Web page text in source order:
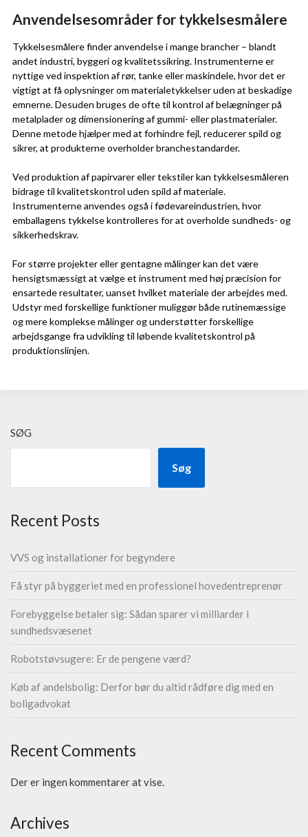
Anvendelsesområder for tykkelsesmålere
Tykkelsesmålere finder anvendelse i mange brancher – blandt
andet industri, byggeri og kvalitetssikring. Instrumenterne er
nyttige ved inspektion af rør, tanke eller maskindele, hvor det er
vigtigt at få oplysninger om materialetykkelser uden at beskadige
emnerne. Desuden bruges de ofte til kontrol af belægninger på
metalplader og dimensionering af gummi- eller plastmaterialer.
Denne metode hjælper med at forhindre fejl, reducerer spild og
sikrer, at produkterne overholder branchestandarder.
Ved produktion af papirvarer eller tekstiler kan tykkelsesmåleren
bidrage til kvalitetskontrol uden spild af materiale.
Instrumenterne anvendes også i fødevareindustrien, hvor
emballagens tykkelse kontrolleres for at overholde sundheds- og
sikkerhedskrav.
For større projekter eller gentagne målinger kan det være
hensigtsmæssigt at vælge et instrument med høj præcision for
ensartede resultater, uanset hvilket materiale der arbejdes med.
Udstyr med forskellige funktioner muliggør både rutinemæssige
og mere komplekse målinger og understøtter forskellige
arbejdsgange fra udvikling til løbende kvalitetskontrol på
produktionslinjen.
SØG
Søg
Recent Posts
VVS og installationer for begyndere
Få styr på byggeriet med en professionel hovedentreprenør
Forebyggelse betaler sig: Sådan sparer vi milliarder i
sundhedsvæsenet
Robotstøvsugere: Er de pengene værd?
Køb af andelsbolig: Derfor bør du altid rådføre dig med en
boligadvokat
Recent Comments
Der er ingen kommentarer at vise.
Archives